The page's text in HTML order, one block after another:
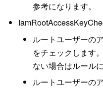
参考になります。
ルートユーザーの
をチェックします
ない場合はルール
ルートユーザーの